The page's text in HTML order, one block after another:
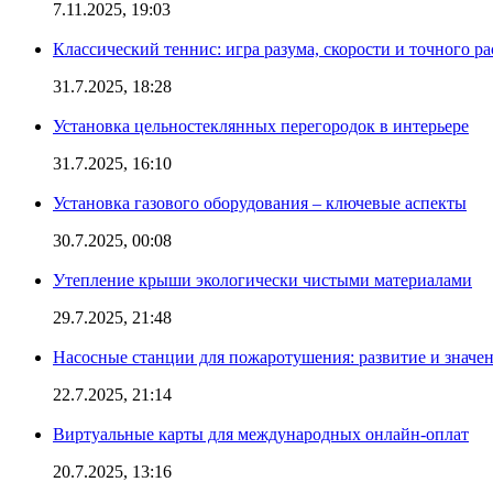
7.11.2025, 19:03
Классический теннис: игра разума, скорости и точного
31.7.2025, 18:28
Установка цельностеклянных перегородок в интерьере
31.7.2025, 16:10
Установка газового оборудования – ключевые аспекты
30.7.2025, 00:08
Утепление крыши экологически чистыми материалами
29.7.2025, 21:48
Насосные станции для пожаротушения: развитие и
22.7.2025, 21:14
Виртуальные карты для международных онлайн-оплат
20.7.2025, 13:16